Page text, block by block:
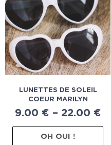
LUNETTES DE SOLEIL
COEUR MARILYN
9.00 € – 22.00 €
OH OUI !